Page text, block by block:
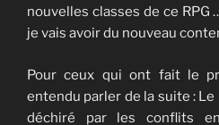
nouvelles classes de ce
je vais avoir du nouveau
Pour ceux qui ont fait le
entendu parler de la suite :
déchiré par les conflits